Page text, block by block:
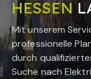
HESSEN
Mit unserem
professionelle
durch
Suche nach